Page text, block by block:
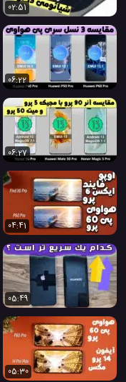
02:51
06:22
06:27
04:41
05:49
05:30